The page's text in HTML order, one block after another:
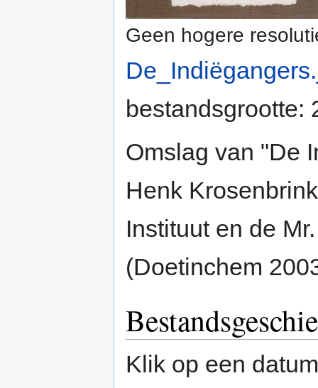
Geen hogere
bestandsgrootte:
Omslag van "De
Henk
Instituut en de
(Doetinchem
Klik op een